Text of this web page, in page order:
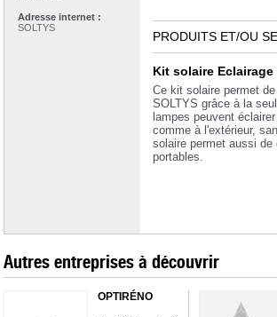
Adresse internet :
SOLTYS
PRODUITS ET/OU
Kit solaire Eclairage
Ce kit solaire permet
SOLTYS grâce à la
lampes peuvent
comme à l'extérieur,
solaire permet aussi de
portables.
Autres entreprises à découvrir
OPTIRÉNO